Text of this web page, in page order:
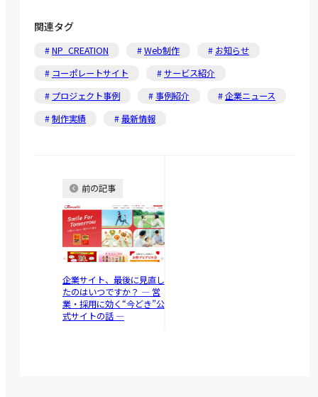
関連タグ
NP_CREATION Web制作
お知らせ
コーポレートサイト
サービス紹介
プロジェクト事例
事例紹介
企業ニュース
制作実績
最新情報
前の記事
企業サイト、最後に見直し
たのはいつですか？ ― 営
業・採用に効く“今どき”公
式サイトの話 ―